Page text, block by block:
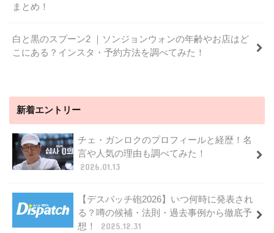
まとめ！
白と黒のスプーン2 ｜ソンジョンウォンの年齢やお店はど
こにある？インスタ・予約方法を調べてみた！
新着エントリー
チェ・ガンロクのプロフィールと経歴！名
言や人気の理由も調べてみた！
2026.01.13
【デスパッチ砲2026】いつ何時に発表され
る？噂の候補・法則・過去事例から徹底予
想！
2025.12.31